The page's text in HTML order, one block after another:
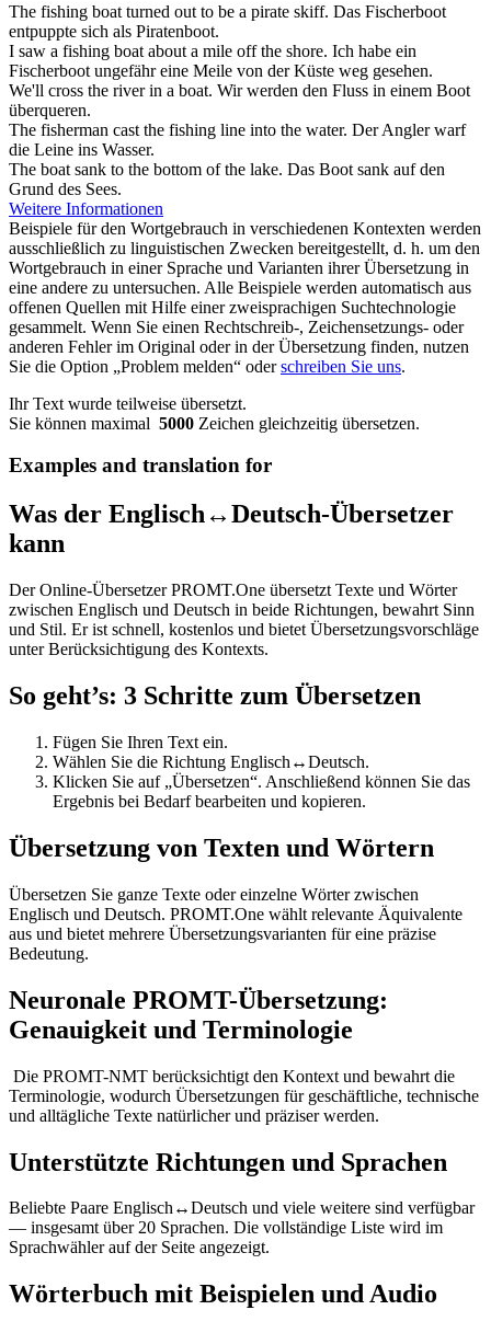
The fishing boat turned out to be a pirate skiff. Das Fischerboot
entpuppte sich als Piratenboot.
I saw a fishing boat about a mile off the shore. Ich habe ein
Fischerboot ungefähr eine Meile von der Küste weg gesehen.
We'll cross the river in a boat. Wir werden den Fluss in einem Boot
überqueren.
The fisherman cast the fishing line into the water. Der Angler warf
die Leine ins Wasser.
The boat sank to the bottom of the lake. Das Boot sank auf den
Grund des Sees.
Weitere Informationen
Beispiele für den Wortgebrauch in verschiedenen Kontexten werden
ausschließlich zu linguistischen Zwecken bereitgestellt, d. h. um den
Wortgebrauch in einer Sprache und Varianten ihrer Übersetzung in
eine andere zu untersuchen. Alle Beispiele werden automatisch aus
offenen Quellen mit Hilfe einer zweisprachigen Suchtechnologie
gesammelt. Wenn Sie einen Rechtschreib-, Zeichensetzungs- oder
anderen Fehler im Original oder in der Übersetzung finden, nutzen
Sie die Option „Problem melden“ oderschreiben Sie uns.
Ihr Text wurde teilweise übersetzt.
Sie können maximal 5000 Zeichen gleichzeitig übersetzen.
Examples and translation for
Was der Englisch↔Deutsch-Übersetzer
kann
Der Online-Übersetzer PROMT.One übersetzt Texte und Wörter
zwischen Englisch und Deutsch in beide Richtungen, bewahrt Sinn
und Stil. Er ist schnell, kostenlos und bietet Übersetzungsvorschläge
unter Berücksichtigung des Kontexts.
So geht’s: 3 Schritte zum Übersetzen
Fügen Sie Ihren Text ein.
Wählen Sie die Richtung Englisch↔Deutsch.
Klicken Sie auf „Übersetzen“. Anschließend können Sie das
Ergebnis bei Bedarf bearbeiten und kopieren.
Übersetzung von Texten und Wörtern
Übersetzen Sie ganze Texte oder einzelne Wörter zwischen
Englisch und Deutsch. PROMT.One wählt relevante Äquivalente
aus und bietet mehrere Übersetzungsvarianten für eine präzise
Bedeutung.
Neuronale PROMT-Übersetzung:
Genauigkeit und Terminologie
Die PROMT-NMT berücksichtigt den Kontext und bewahrt die
Terminologie, wodurch Übersetzungen für geschäftliche, technische
und alltägliche Texte natürlicher und präziser werden.
Unterstützte Richtungen und Sprachen
Beliebte Paare Englisch↔Deutsch und viele weitere sind verfügbar
— insgesamt über 20 Sprachen. Die vollständige Liste wird im
Sprachwähler auf der Seite angezeigt.
Wörterbuch mit Beispielen und Audio